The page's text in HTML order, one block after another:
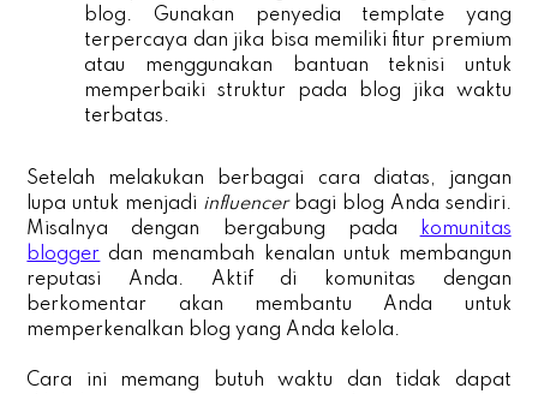
blog. Gunakan penyedia template yang
terpercaya dan jika bisa memiliki fitur premium
atau menggunakan bantuan teknisi untuk
memperbaiki struktur pada blog jika waktu
terbatas.
Setelah melakukan berbagai cara diatas, jangan
lupa untuk menjadi influencerbagi blog Anda sendiri.
Misalnya dengan bergabung pada
komunitas
blogger dan menambah kenalan untuk membangun
reputasi Anda. Aktif di komunitas dengan
berkomentar akan membantu Anda untuk
memperkenalkan blog yang Anda kelola.
Cara ini memang butuh waktu dan tidak dapat